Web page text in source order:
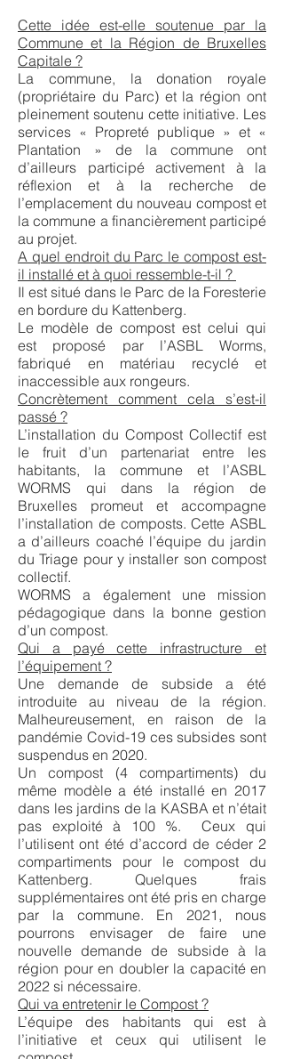
Cette idée est-elle soutenue par la
Commune et la Région de Bruxelles
Capitale ?
La commune, la donation royale
(propriétaire du Parc) et la région ont
pleinement soutenu cette initiative. Les
services « Propreté publique » et «
Plantation » de la commune ont
d’ailleurs participé activement à la
réflexion et à la recherche de
l’emplacement du nouveau compost et
la commune a financièrement participé
au projet.
A quel endroit du Parc le compost est-
il installé et à quoi ressemble-t-il ?
Il est situé dans le Parc de la Foresterie
en bordure du Kattenberg.
Le modèle de compost est celui qui
est proposé par l’ASBL Worms,
fabriqué en matériau recyclé et
inaccessible aux rongeurs.
Concrètement comment cela s’est-il
passé ?
L’installation du Compost Collectif est
le fruit d’un partenariat entre les
habitants, la commune et l’ASBL
WORMS qui dans la région de
Bruxelles promeut et accompagne
l’installation de composts. Cette ASBL
a d’ailleurs coaché l’équipe du jardin
du Triage pour y installer son compost
collectif.
WORMS a également une mission
pédagogique dans la bonne gestion
d’un compost.
Qui a payé cette infrastructure et
l’équipement ?
Une demande de subside a été
introduite au niveau de la région.
Malheureusement, en raison de la
pandémie Covid-19 ces subsides sont
suspendus en 2020.
Un compost (4 compartiments) du
même modèle a été installé en 2017
dans les jardins de la KASBA et n’était
pas exploité à 100 %. Ceux qui
l’utilisent ont été d’accord de céder 2
compartiments pour le compost du
Kattenberg. Quelques frais
supplémentaires ont été pris en charge
par la commune. En 2021, nous
pourrons envisager de faire une
nouvelle demande de subside à la
région pour en doubler la capacité en
2022 si nécessaire.
Qui va entretenir le Compost ?
L’équipe des habitants qui est à
l’initiative et ceux qui utilisent le